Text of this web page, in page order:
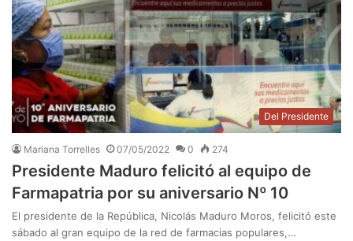
Del Presidente
Mariana Torrelles 07/05/2022 0 274
Presidente Maduro felicitó al equipo de
Farmapatria por su aniversario Nº 10
El presidente de la República, Nicolás Maduro Moros, felicitó este
sábado al gran equipo de la red de farmacias populares,…